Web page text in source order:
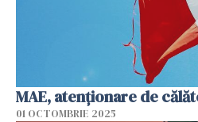
MAE, atenţionare de
01 OCTOMBRIE 2025